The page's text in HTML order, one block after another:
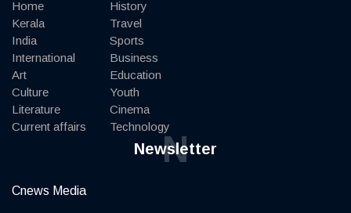
Home
Kerala
India
International
Art
Culture
Literature
Current affairs
History
Travel
Sports
Business
Education
Youth
Cinema
Technology
Newsletter
N
Cnews Media